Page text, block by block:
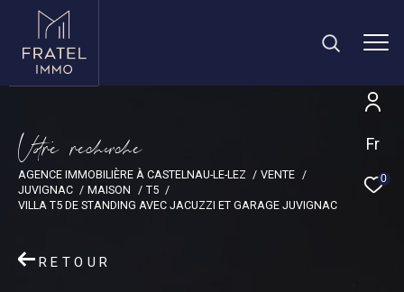
Fr
0
Vore recece
AGENCE IMMOBILIÈRE À CASTELNAU-LE-LEZ
VENTE
JUVIGNAC
MAISON
T5
VILLA T5 DE STANDING AVEC JACUZZI ET GARAGE JUVIGNAC
RETOUR